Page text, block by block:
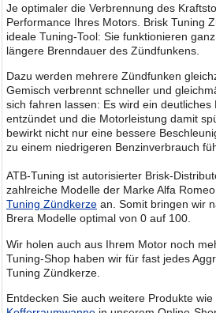
Je optimaler die Verbrennung des
Performance Ihres Motors. Brisk Tuning
ideale Tuning-Tool: Sie funktionieren
längere Brenndauer des Zündfunkens.
Dazu werden mehrere Zündfunken
Gemisch verbrennt schneller und
sich fahren lassen: Es wird ein deutliches
entzündet und die Motorleistung damit
bewirkt nicht nur eine bessere
zu einem niedrigeren Benzinverbrauch
ATB-Tuning ist autorisierter Brisk-
zahlreiche Modelle der Marke Alfa
Tuning Zündkerze an. Somit bringen wir
Brera Modelle optimal von 0 auf 100.
Wir holen auch aus Ihrem Motor noch
Tuning-Shop haben wir für fast jedes
Tuning Zündkerze.
Entdecken Sie auch weitere Produkte